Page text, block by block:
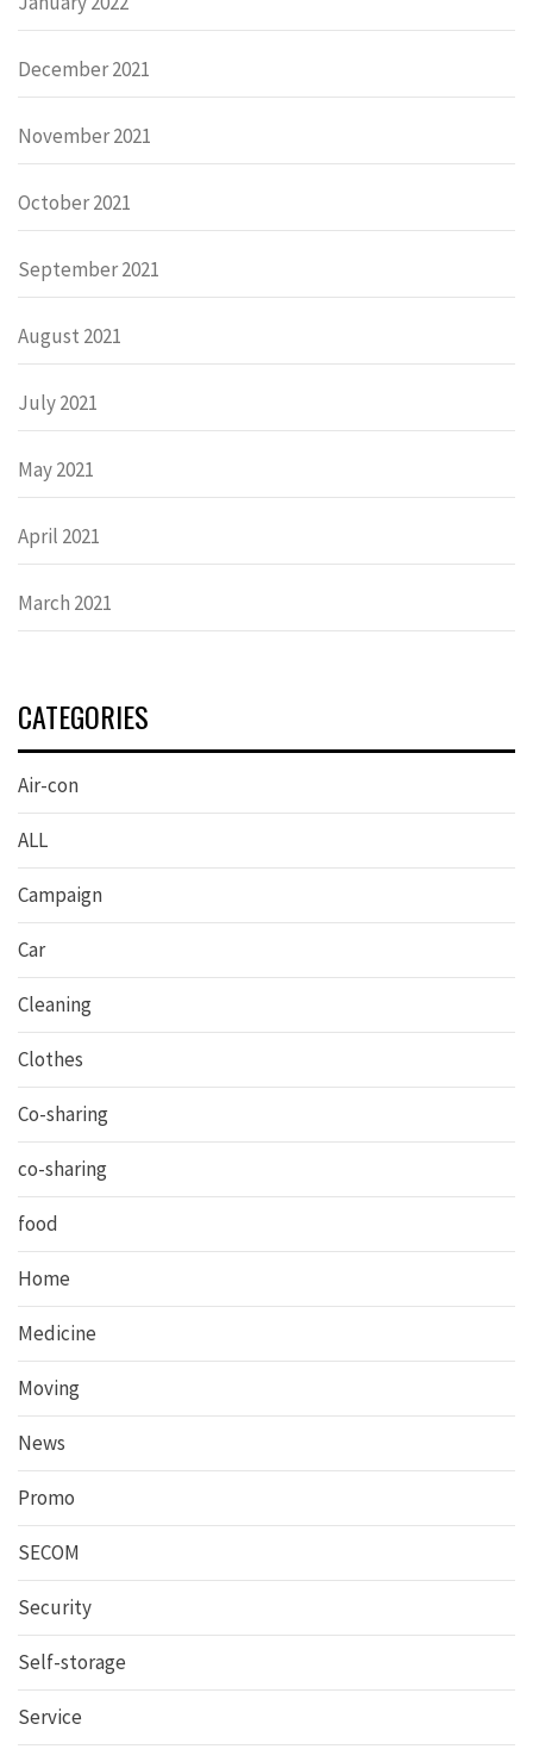
December 2021
November 2021
October 2021
September 2021
August 2021
July 2021
May 2021
April 2021
March 2021
CATEGORIES
Air-con
ALL
Campaign
Car
Cleaning
Clothes
Co-sharing
co-sharing
food
Home
Medicine
Moving
News
Promo
SECOM
Security
Self-storage
Service